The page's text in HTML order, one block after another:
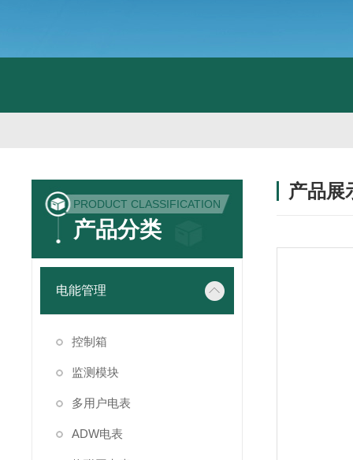
产品展
PRODUCT CLASSIFICATION
产品分类
电能管理
控制箱
监测模块
多用户电表
ADW电表